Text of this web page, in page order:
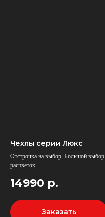
Чехлы серии Люкс
Отстрочка на выбор. Большой выбор
расцветок.
14990 р.
Заказать